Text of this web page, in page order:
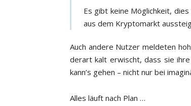
Es gibt keine Möglichkeit,
aus dem Kryptomarkt
Auch andere Nutzer meldeten
derart kalt erwischt, dass sie
kann’s gehen – nicht nur bei
Alles läuft nach Plan …